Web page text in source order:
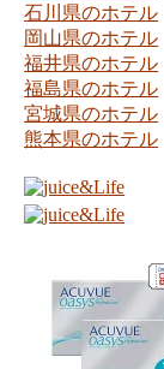
石川県のホテル
岡山県のホテル
福井県のホテル
福島県のホテル
宮城県のホテル
熊本県のホテル